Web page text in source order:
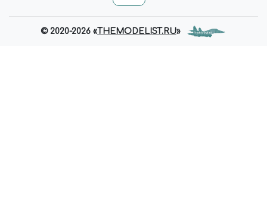
© 2020-2026 «THEMODELIST.RU»